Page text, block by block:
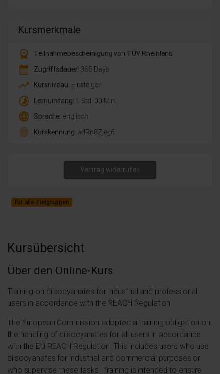
Kursmerkmale
workspace_premium
Teilnahmebescheinigung von TÜV Rheinland
calendar_month Zugriffsdauer: 365 Days
trending_up Kursniveau: Einsteiger
timelapse Lernumfang: 1 Std. 00 Min.
language Sprache: englisch
fingerprint Kurskennung: adRn8Zjeg6
Vertrag widerrufen
für alle Zielgruppen
Kursübersicht
Über den Online-Kurs
Training on diisocyanates for industrial and professional
users in accordance with the REACH Regulation.
The European Commission adopted a training obligation on
the handling of diisocyanates for all users in accordance
with the EU REACH Regulation. This includes users who use
diisocyanates for industrial and commercial purposes or
who supervise these tasks. Training is intended to ensure